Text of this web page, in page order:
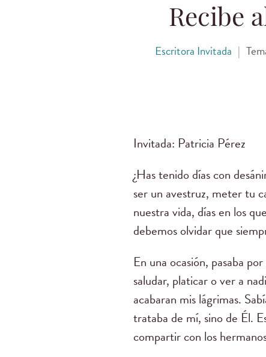
Recibe
Escritora Invitada |
Invitada: Patricia Pérez
¿Has tenido días con
ser un avestruz, meter tu
nuestra vida, días en los
debemos olvidar que
En una ocasión, pasaba
saludar, platicar o ver a
acabaran mis lágrimas.
trataba de mí, sino de Él.
compartir con los